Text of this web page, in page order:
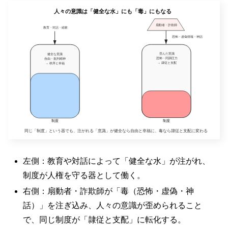
左側：教育や対話によって「健全な水」が注がれ、
制度が人権を守る器として働く。
右側：扇動者・詐欺師が「毒（恐怖・虚偽・神
話）」を注ぎ込み、人々の意識が歪められること
で、同じ制度が「隷従と支配」に転化する。